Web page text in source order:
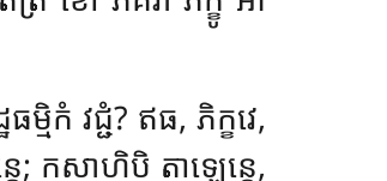
ម្មិកំ វជ្ជំ? ឥធ, ភិក្ខវេ,
តេ; កសាហិបិ តាឡេន្តេ,